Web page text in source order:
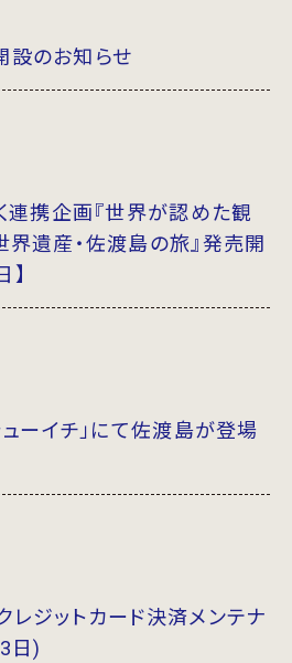
設のお知らせ
連携企画『世界が認めた観
界遺産・佐渡島の旅』発売開
ューイチ」にて佐渡島が登場
レジットカード決済メンテナ
日)